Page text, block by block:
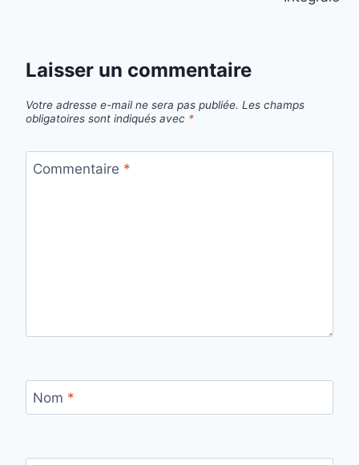
Laisser un commentaire
Votre adresse e-mail ne sera pas publiée. Les champs
obligatoires sont indiqués avec *
Commentaire *
Nom *